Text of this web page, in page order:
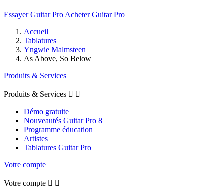
Essayer Guitar Pro Acheter Guitar Pro
Accueil
Tablatures
Yngwie Malmsteen
As Above, So Below
Produits & Services
Produits & Services  
Démo gratuite
Nouveautés Guitar Pro 8
Programme éducation
Artistes
Tablatures Guitar Pro
Votre compte
Votre compte  